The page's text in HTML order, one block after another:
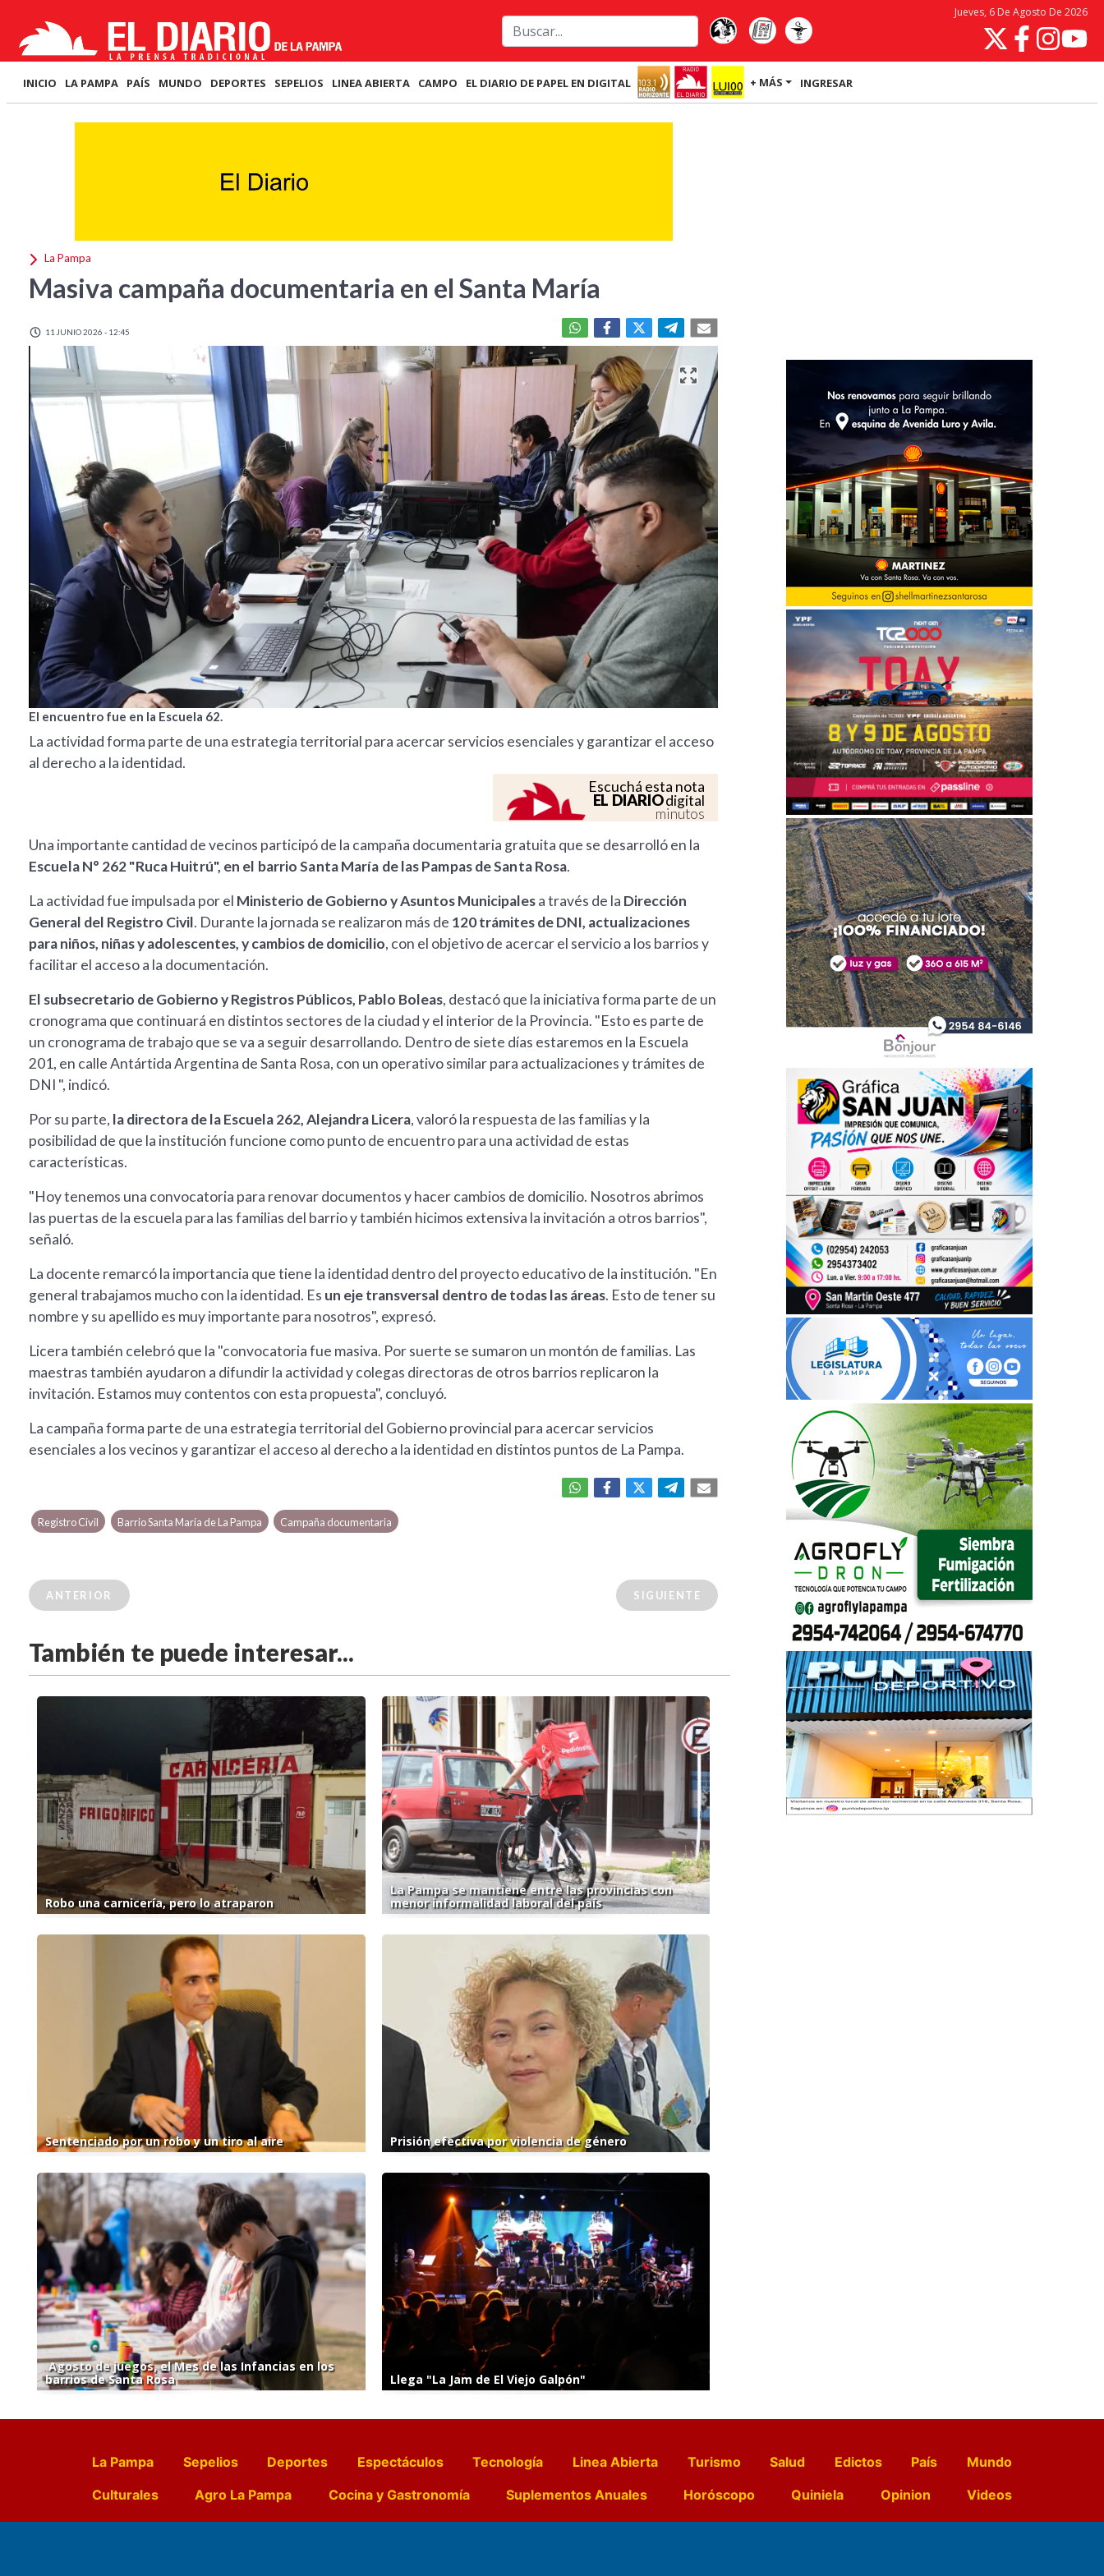
Jueves, 6 De Agosto De 2026
INICIO LA PAMPA PAÍS MUNDO DEPORTES SEPELIOS LINEA ABIERTA CAMPO EL DIARIO DE PAPEL EN DIGITAL + MÁS INGRESAR
La Pampa
Masiva campaña documentaria en el Santa María
11 JUNIO 2026 - 12:45
El encuentro fue en la Escuela 62.
La actividad forma parte de una estrategia territorial para acercar servicios esenciales y garantizar el acceso
al derecho a la identidad.
Escuchá esta nota
EL DIARIOdigital
minutos
Una importante cantidad de vecinos participó de la campaña documentaria gratuita que se desarrolló en la
Escuela N° 262 "Ruca Huitrú", en el barrio Santa María de las Pampas de Santa Rosa.
La actividad fue impulsada por el Ministerio de Gobierno y Asuntos Municipalesa través de la Dirección
General del Registro Civil. Durante la jornada se realizaron más de 120 trámites de DNI, actualizaciones
para niños, niñas y adolescentes, y cambios de domicilio, con el objetivo de acercar el servicio a los barrios y
facilitar el acceso a la documentación.
El subsecretario de Gobierno y Registros Públicos, Pablo Boleas, destacó que la iniciativa forma parte de un
cronograma que continuará en distintos sectores de la ciudad y el interior de la Provincia. "Esto es parte de
un cronograma de trabajo que se va a seguir desarrollando. Dentro de siete días estaremos en la Escuela
201, en calle Antártida Argentina de Santa Rosa, con un operativo similar para actualizaciones y trámites de
DNI ", indicó.
Por su parte, la directora de la Escuela 262, Alejandra Licera, valoró la respuesta de las familias y la
posibilidad de que la institución funcione como punto de encuentro para una actividad de estas
características.
"Hoy tenemos una convocatoria para renovar documentos y hacer cambios de domicilio. Nosotros abrimos
las puertas de la escuela para las familias del barrio y también hicimos extensiva la invitación a otros barrios",
señaló.
La docente remarcó la importancia que tiene la identidad dentro del proyecto educativo de la institución. "En
general trabajamos mucho con la identidad. Es un eje transversal dentro de todas las áreas. Esto de tener su
nombre y su apellido es muy importante para nosotros", expresó.
Licera también celebró que la "convocatoria fue masiva. Por suerte se sumaron un montón de familias. Las
maestras también ayudaron a difundir la actividad y colegas directoras de otros barrios replicaron la
invitación. Estamos muy contentos con esta propuesta", concluyó.
La campaña forma parte de una estrategia territorial del Gobierno provincial para acercar servicios
esenciales a los vecinos y garantizar el acceso al derecho a la identidad en distintos puntos de La Pampa.
Registro Civil Barrio Santa María de La Pampa Campaña documentaria
ANTERIOR SIGUIENTE
También te puede interesar...
Robo una carnicería, pero lo atraparon
La Pampa se mantiene entre las provincias con
menor informalidad laboral del país
Sentenciado por un robo y un tiro al aire Prisión efectiva por violencia de género
Agosto de juegos, el Mes de las Infancias en los
barrios de Santa Rosa
Llega "La Jam de El Viejo Galpón"
La Pampa Sepelios Deportes Espectáculos Tecnología Linea Abierta Turismo Salud Edictos País
Mundo
Culturales
Agro La Pampa Cocina y Gastronomía Suplementos Anuales Horóscopo Quiniela Opinion
Videos